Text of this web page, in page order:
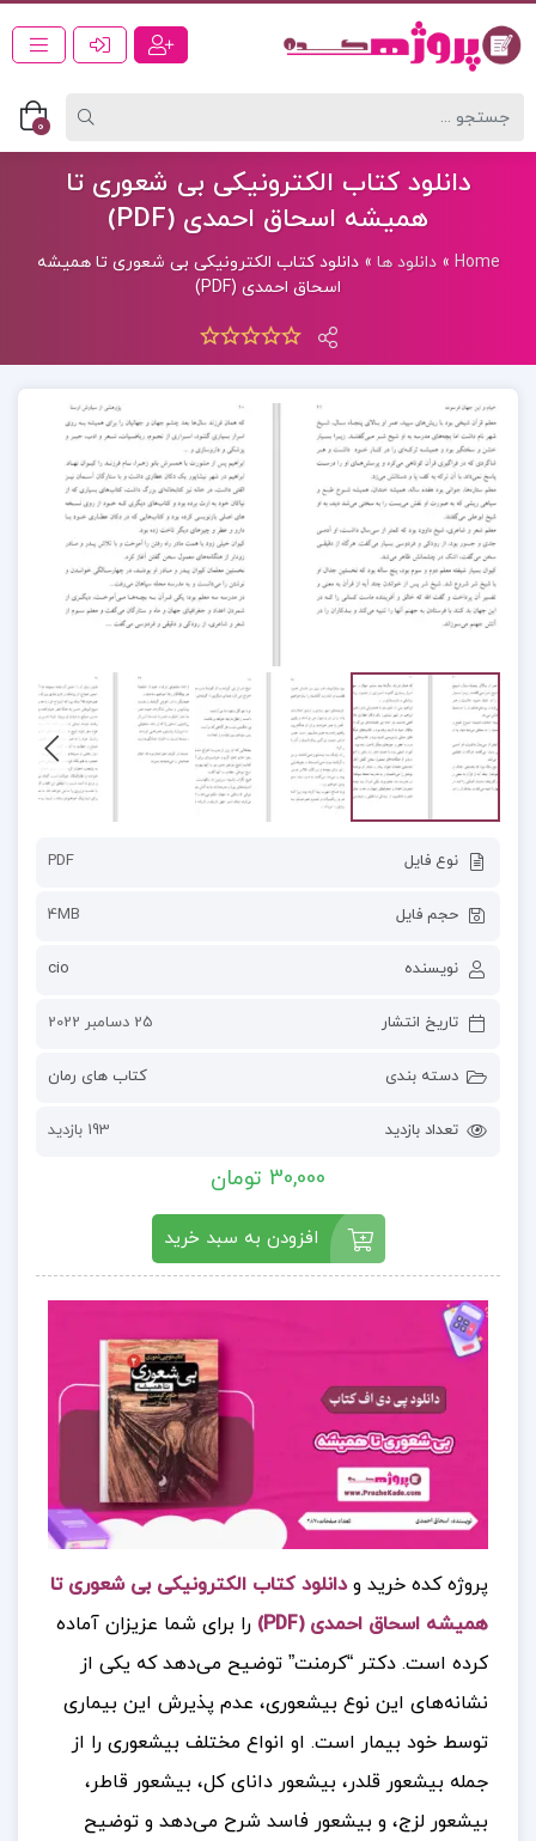
0
دانلود کتاب الکترونیکی بی شعوری تا
همیشه اسحاق احمدی (PDF)
Home
»دانلود ها »دانلود کتاب الکترونیکی بی شعوری تا همیشه
اسحاق احمدی (PDF)
نوع فایل PDF
حجم فایل 4MB
نویسنده cio
تاریخ انتشار 25 دسامبر 2022
دسته بندی کتاب های رمان
تعداد بازدید 193 بازدید
30,000 تومان
افزودن به سبد خرید
پروژه کده خرید و دانلود کتاب الکترونیکی بی شعوری تا
همیشه اسحاق احمدی (PDF)
را برای شما عزیزان آماده
کرده است. دکتر “کرمنت” توضیح می‌دهد که یکی از
نشانه‌های این نوع بیشعوری، عدم پذیرش این بیماری
توسط خود بیمار است. او انواع مختلف بیشعوری را از
جمله بیشعور قلدر، بیشعور دانای کل، بیشعور قاطر،
بیشعور لزج، و بیشعور فاسد شرح می‌دهد و توضیح